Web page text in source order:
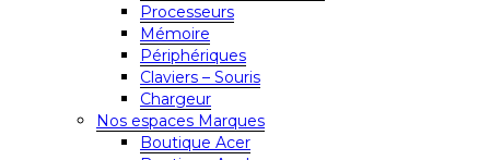
Processeurs
Mémoire
Périphériques
Claviers – Souris
Chargeur
Nos espaces Marques
Boutique Acer